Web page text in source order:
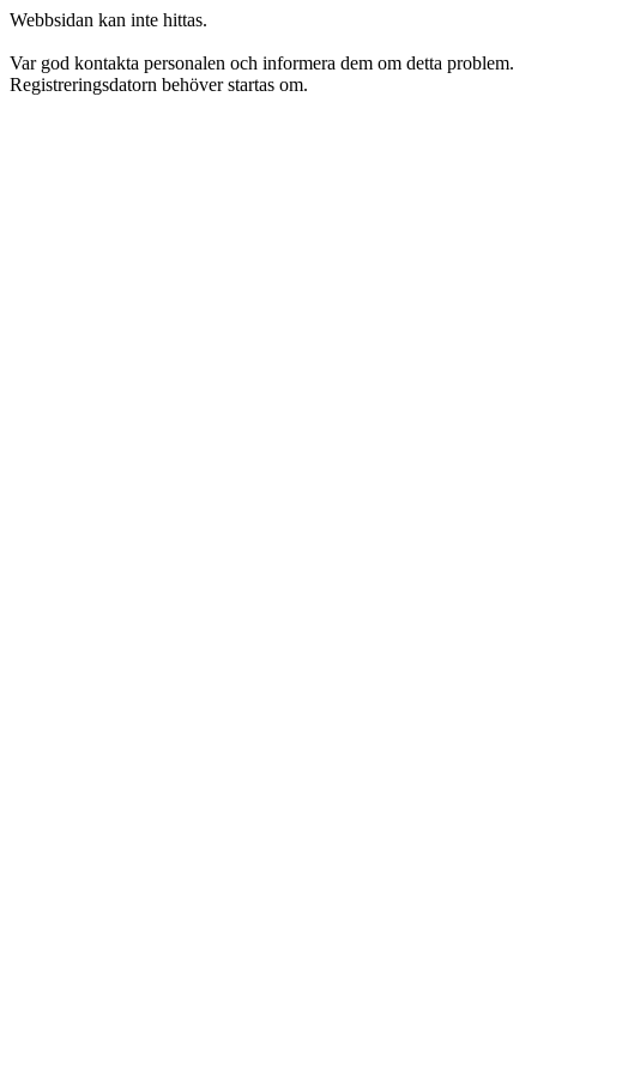
Webbsidan kan inte hittas.
Var god kontakta personalen och informera dem om detta problem.
Registreringsdatorn behöver startas om.